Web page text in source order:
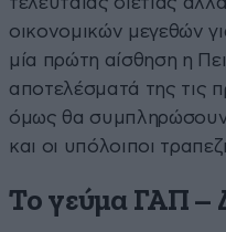
οικονομικών μεγεθών
μία πρώτη αίσθηση η
αποτελέσματά της τις
όμως θα
και οι υπόλοιποι
Το γεύμα ΓΑΠ –